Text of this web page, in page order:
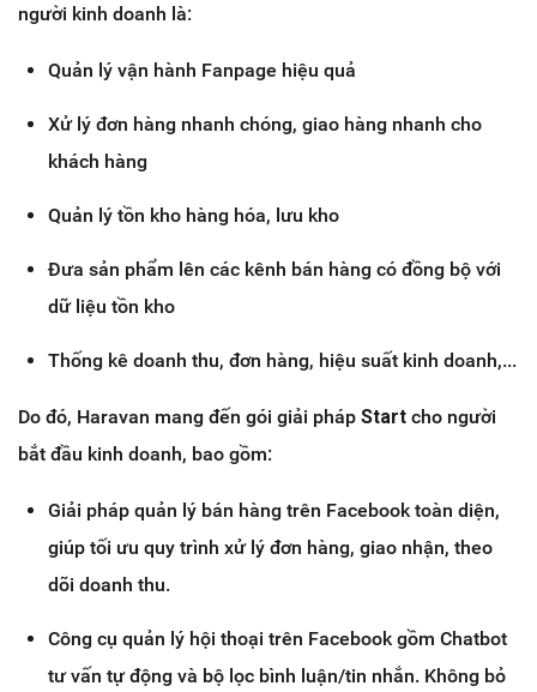
người kinh doanh là:
Quản lý vận hành Fanpage hiệu quả
Xử lý đơn hàng nhanh chóng, giao hàng nhanh cho
khách hàng
Quản lý tồn kho hàng hóa, lưu kho
Đưa sản phẩm lên các kênh bán hàng có đồng bộ với
dữ liệu tồn kho
Thống kê doanh thu, đơn hàng, hiệu suất kinh doanh,...
Do đó, Haravan mang đến gói giải pháp Start cho người
bắt đầu kinh doanh, bao gồm:
Giải pháp quản lý bán hàng trên Facebook toàn diện,
giúp tối ưu quy trình xử lý đơn hàng, giao nhận, theo
dõi doanh thu.
Công cụ quản lý hội thoại trên Facebook gồm Chatbot
tư vấn tự động và bộ lọc bình luận/tin nhắn. Không bỏ